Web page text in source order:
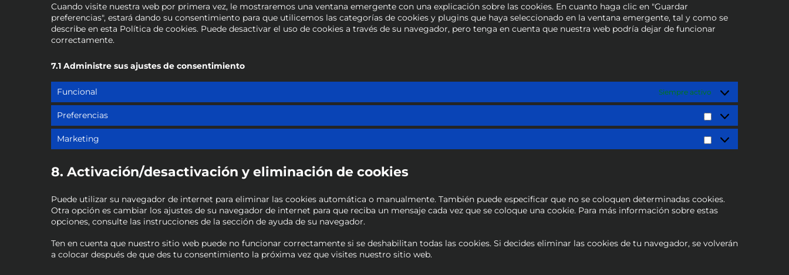
Cuando visite nuestra web por primera vez, le mostraremos una ventana emergente con una explicación sobre las cookies. En cuanto haga clic en "Guardar
preferencias", estará dando su consentimiento para que utilicemos las categorías de cookies y plugins que haya seleccionado en la ventana emergente, tal y como se
describe en esta Política de cookies. Puede desactivar el uso de cookies a través de su navegador, pero tenga en cuenta que nuestra web podría dejar de funcionar
correctamente.
7.1 Administre sus ajustes de consentimiento
Funcional Siempre activo
Preferencias
Marketing
8. Activación/desactivación y eliminación de cookies
Puede utilizar su navegador de internet para eliminar las cookies automática o manualmente. También puede especificar que no se coloquen determinadas cookies.
Otra opción es cambiar los ajustes de su navegador de internet para que reciba un mensaje cada vez que se coloque una cookie. Para más información sobre estas
opciones, consulte las instrucciones de la sección de ayuda de su navegador.
Ten en cuenta que nuestro sitio web puede no funcionar correctamente si se deshabilitan todas las cookies. Si decides eliminar las cookies de tu navegador, se volverán
a colocar después de que des tu consentimiento la próxima vez que visites nuestro sitio web.